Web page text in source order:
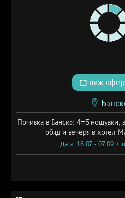
виж
Почивка в Банско: 4=5 нощувки,
обяд и вечеря в хотел
Дата: 16.07 - 07.09 +